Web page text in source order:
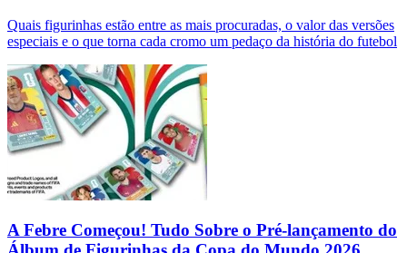
Quais figurinhas estão entre as mais procuradas, o valor das versões
especiais e o que torna cada cromo um pedaço da história do futebol
A Febre Começou! Tudo Sobre o Pré-lançamento do